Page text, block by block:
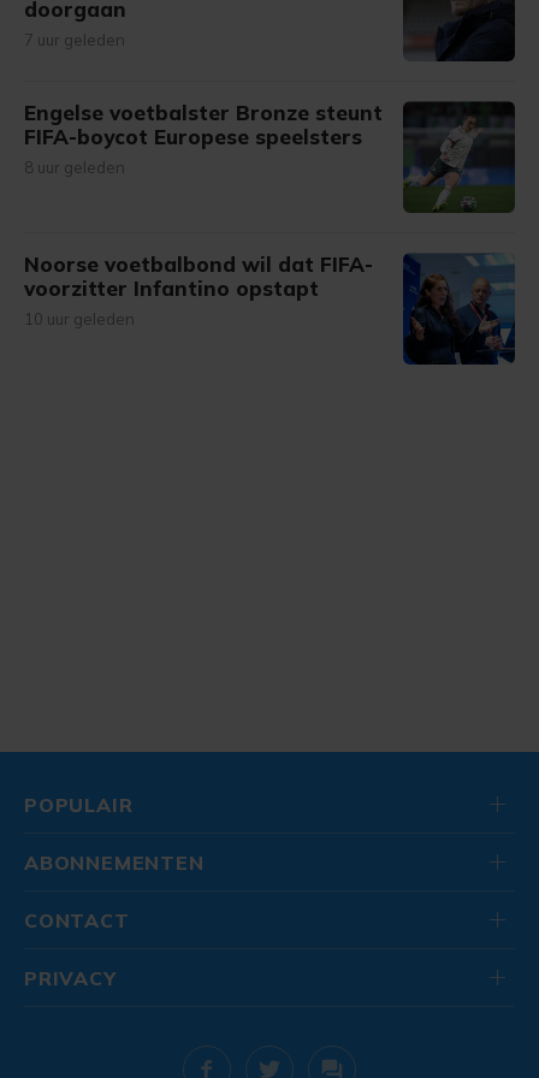
doorgaan
7 uur geleden
Engelse voetbalster Bronze steunt
FIFA-boycot Europese speelsters
8 uur geleden
Noorse voetbalbond wil dat FIFA-
voorzitter Infantino opstapt
10 uur geleden
POPULAIR
ABONNEMENTEN
CONTACT
PRIVACY